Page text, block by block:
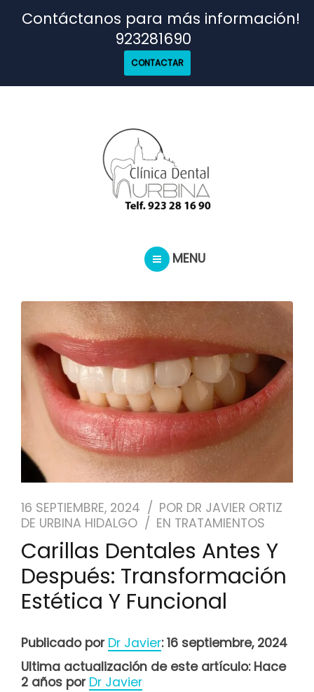
Contáctanos para más información!
923281690
CONTACTAR
MENU
TRATAMIENTOS
NUESTRO EQUIPO
CASOS REALES
SEGUROS DENTALES
BLOG
PEDIR CITA
16 SEPTIEMBRE, 2024 POR DR JAVIER ORTIZ
DE URBINA HIDALGO
EN TRATAMIENTOS
Carillas Dentales Antes Y
Después: Transformación
Estética Y Funcional
Publicado por Dr Javier: 16 septiembre, 2024
Ultima actualización de este artículo: Hace
2 años por Dr Javier